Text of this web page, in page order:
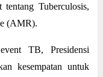
tentang Tuberculosis,
(AMR).
TB, Presidensi
kesempatan untuk